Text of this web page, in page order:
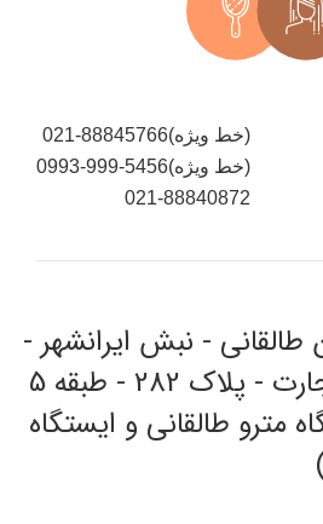
021-88845766(خط ویژه)
0993-999-5456(خط ویژه)
021-88840872
طالقانی - نبش ایرانشهر -
جنب بانک تجارت - پلاک 282 - طبقه 5
مترو طالقانی و ایستگاه